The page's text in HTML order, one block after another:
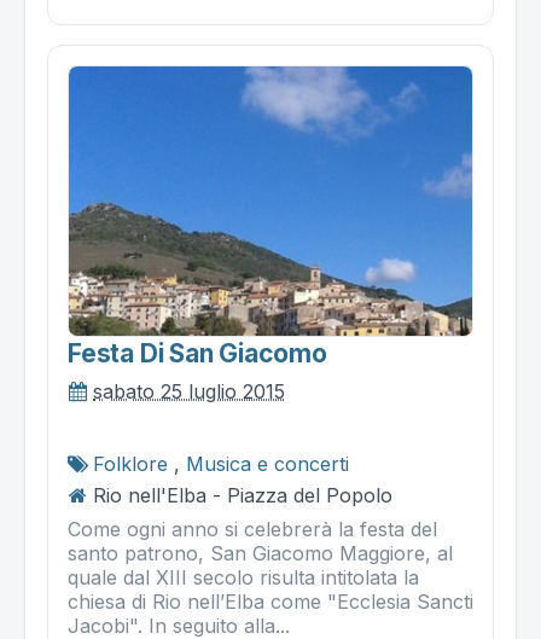
Festa Di San Giacomo
sabato 25 luglio 2015
Folklore , Musica e concerti
Rio nell'Elba - Piazza del Popolo
Come ogni anno si celebrerà la festa del
santo patrono, San Giacomo Maggiore, al
quale dal XIII secolo risulta intitolata la
chiesa di Rio nell’Elba come "Ecclesia Sancti
Jacobi". In seguito alla...